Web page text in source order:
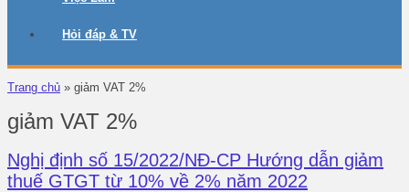
Hỏi đáp & TV
Trang chủ » giảm VAT 2%
giảm VAT 2%
Nghị định số 15/2022/NĐ-CP Hướng dẫn giảm
thuế GTGT từ 10% về 2% năm 2022